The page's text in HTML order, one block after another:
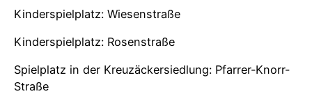
Kinderspielplatz: Wiesenstraße
Kinderspielplatz: Rosenstraße
Spielplatz in der Kreuzäckersiedlung: Pfarrer-Knorr-
Straße